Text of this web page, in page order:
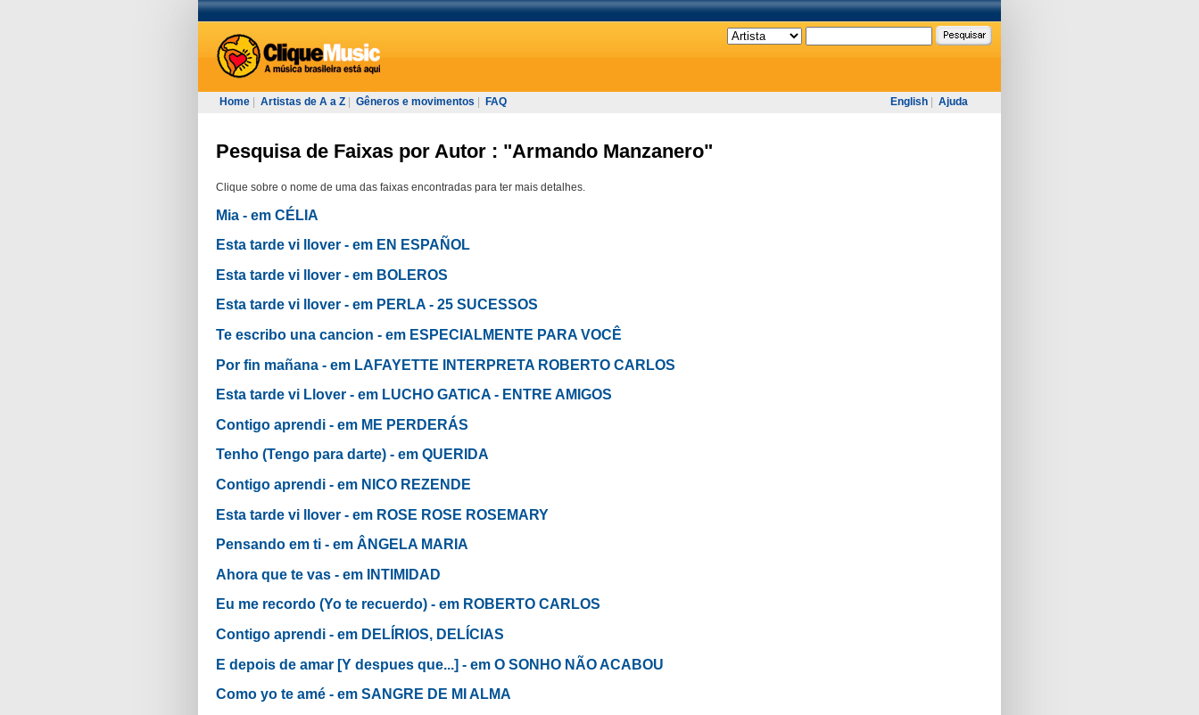
Home Artistas de A a Z Gêneros e movimentos FAQ English Ajuda
Pesquisa de Faixas por Autor : "Armando Manzanero"
Clique sobre o nome de uma das faixas encontradas para ter mais detalhes.
Mia - em CÉLIA
Esta tarde vi llover - em EN ESPAÑOL
Esta tarde vi llover - em BOLEROS
Esta tarde vi llover - em PERLA - 25 SUCESSOS
Te escribo una cancion - em ESPECIALMENTE PARA VOCÊ
Por fin mañana - em LAFAYETTE INTERPRETA ROBERTO CARLOS
Esta tarde vi Llover - em LUCHO GATICA - ENTRE AMIGOS
Contigo aprendi - em ME PERDERÁS
Tenho (Tengo para darte) - em QUERIDA
Contigo aprendi - em NICO REZENDE
Esta tarde vi llover - em ROSE ROSE ROSEMARY
Pensando em ti - em ÂNGELA MARIA
Ahora que te vas - em INTIMIDAD
Eu me recordo (Yo te recuerdo) - em ROBERTO CARLOS
Contigo aprendi - em DELÍRIOS, DELÍCIAS
E depois de amar [Y despues que...] - em O SONHO NÃO ACABOU
Como yo te amé - em SANGRE DE MI ALMA